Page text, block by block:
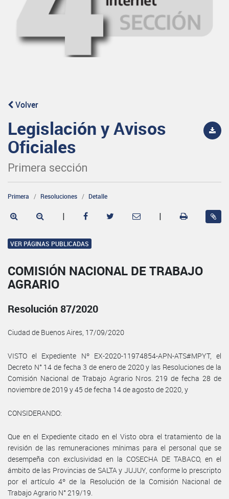
Volver
Legislación y Avisos
Oficiales
Primera sección
Primera Resoluciones Detalle
| |
VER PÁGINAS PUBLICADAS
COMISIÓN NACIONAL DE TRABAJO
AGRARIO
Resolución 87/2020
Ciudad de Buenos Aires, 17/09/2020
VISTO el Expediente Nº EX-2020-11974854-APN-ATS#MPYT, el
Decreto N° 14 de fecha 3 de enero de 2020 y las Resoluciones de la
Comisión Nacional de Trabajo Agrario Nros. 219 de fecha 28 de
noviembre de 2019 y 45 de fecha 14 de agosto de 2020, y
CONSIDERANDO:
Que en el Expediente citado en el Visto obra el tratamiento de la
revisión de las remuneraciones mínimas para el personal que se
desempeña con exclusividad en la COSECHA DE TABACO, en el
ámbito de las Provincias de SALTA y JUJUY, conforme lo prescripto
por el artículo 4º de la Resolución de la Comisión Nacional de
Trabajo Agrario N° 219/19.